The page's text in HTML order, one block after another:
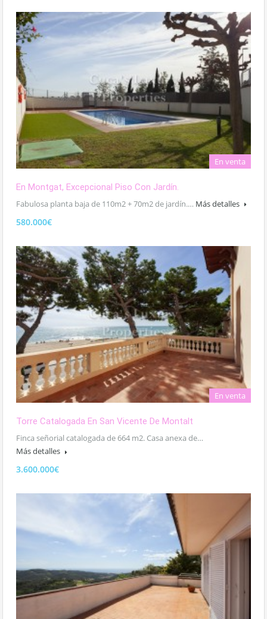
En venta
En Montgat, Excepcional Piso Con Jardín.
Fabulosa planta baja de 110m2 + 70m2 de jardín.… Más detalles
580.000€
En venta
Torre Catalogada En San Vicente De Montalt
Finca señorial catalogada de 664 m2. Casa anexa de…
Más detalles
3.600.000€